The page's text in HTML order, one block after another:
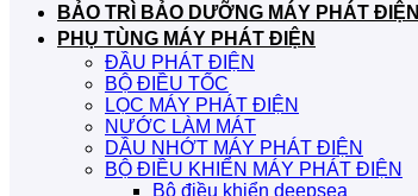
BẢO TRÌ BẢO DƯỠNG MÁY PHÁT ĐIỆN
PHỤ TÙNG MÁY PHÁT ĐIỆN
ĐẦU PHÁT ĐIỆN
BỘ ĐIỀU TỐC
LỌC MÁY PHÁT ĐIỆN
NƯỚC LÀM MÁT
DẦU NHỚT MÁY PHÁT ĐIỆN
BỘ ĐIỀU KHIỂN MÁY PHÁT ĐIỆN
Bộ điều khiển deepsea